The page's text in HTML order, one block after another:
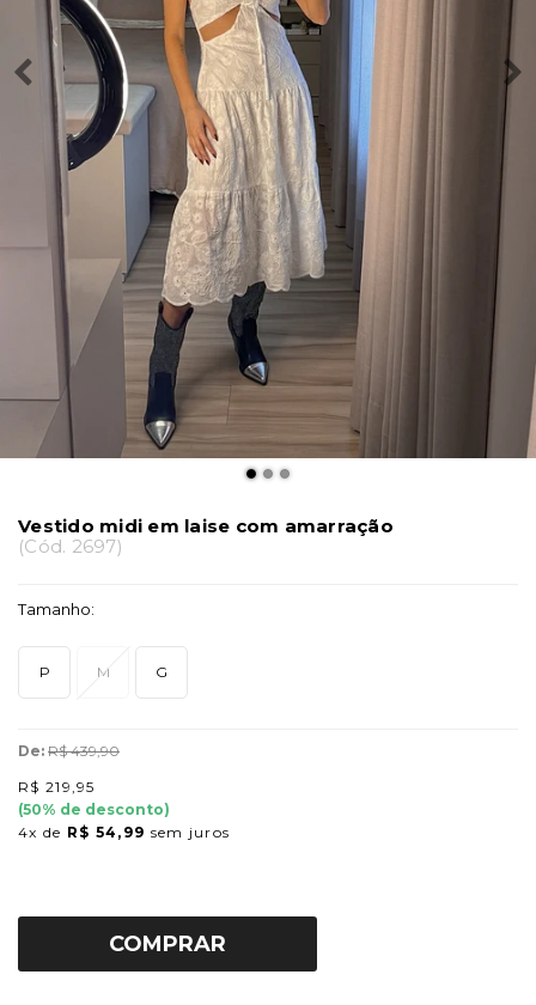
Vestido midi em laise com amarração
(Cód. 2697)
Tamanho:
P M G
De: R$ 439,90
R$ 219,95
(50% de desconto)
4x de R$ 54,99 sem juros
COMPRAR